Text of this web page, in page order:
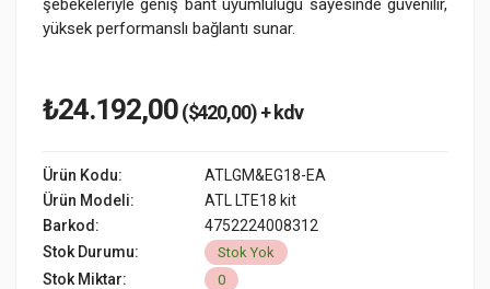
yüksek performanslı bağlantı sunar.
₺24.192,00($420,00) + kdv
Ürün Kodu:
ATLGM&EG18-EA
Ürün Modeli:
ATL LTE18 kit
Barkod:
4752224008312
Stok Durumu:
Stok Yok
Stok Miktar: 0